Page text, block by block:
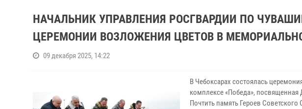
НАЧАЛЬНИК УПРАВЛЕНИЯ РОСГВАРДИИ ПО
ЦЕРЕМОНИИ ВОЗЛОЖЕНИЯ ЦВЕТОВ В
09 декабря 2025, 14:22
В Чебоксарах состоялась
комплексе «Победа», посвященная
Почтить память Героев